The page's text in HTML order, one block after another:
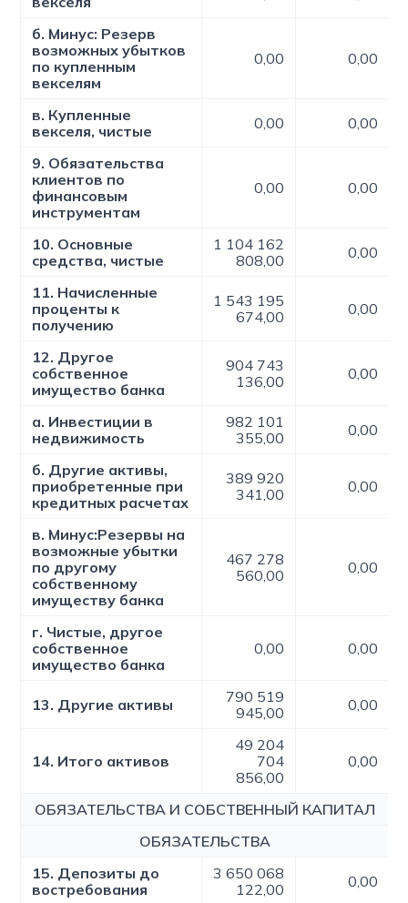
б. Минус: Резерв
возможных убытков
по купленным
векселям
0,00 0,00
в. Купленные
векселя, чистые
0,00 0,00
9. Обязательства
клиентов по
финансовым
инструментам
0,00 0,00
10. Основные
средства, чистые
1 104 162
808,00
0,00
11. Начисленные
проценты к
получению
1 543 195
674,00
0,00
12. Другое
собственное
имущество банка
904 743
136,00
0,00
а. Инвестиции в
недвижимость
982 101
355,00
0,00
б. Другие активы,
приобретенные при
кредитных расчетах
389 920
341,00
0,00
в. Минус:Резервы на
возможные убытки
по другому
собственному
имуществу банка
467 278
560,00
0,00
г. Чистые, другое
собственное
имущество банка
0,00 0,00
13. Другие активы
790 519
945,00
0,00
14. Итого активов
49 204
704
856,00
0,00
ОБЯЗАТЕЛЬСТВА И СОБСТВЕННЫЙ КАПИТАЛ
ОБЯЗАТЕЛЬСТВА
15. Депозиты до
востребования
3 650 068
122,00
0,00